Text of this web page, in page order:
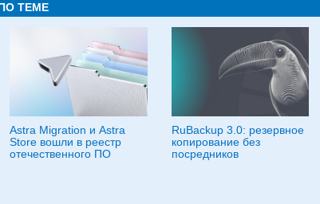
ТЕМЕ
Astra Migration и Astra
Store вошли в реестр
отечественного ПО
RuBackup 3.0: резервное
копирование без
посредников